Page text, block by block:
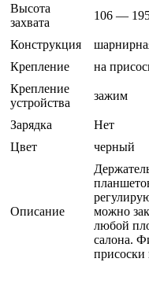
Высота
захвата
106 —
Конструкция
Крепление
на
Крепление
устройства
зажим
Зарядка
Нет
Цвет
черный
Описание
можно
любой
салона.
присоски